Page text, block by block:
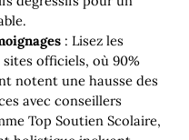
: Lisez les
officiels, où 90%
notent une hausse des
avec conseillers
Top Soutien Scolaire,